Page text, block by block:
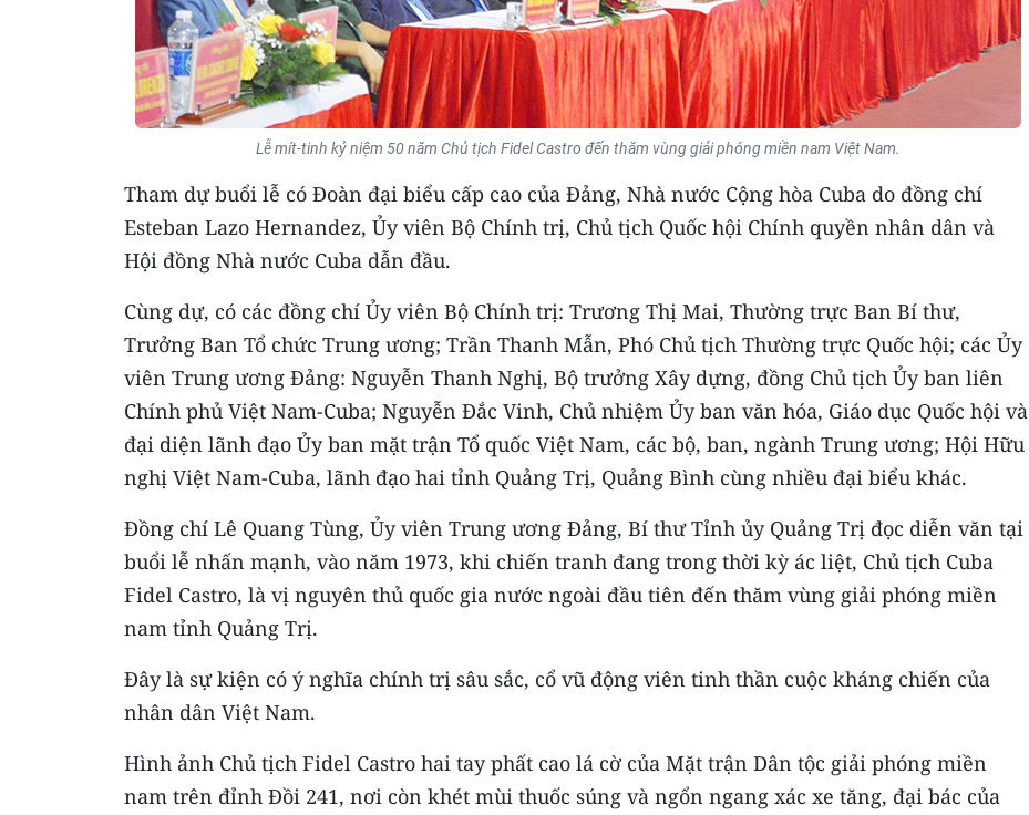
Lễ mít-tinh kỷ niệm 50 năm Chủ tịch Fidel Castro đến thăm vùng giải phóng miền nam Việt Nam.
Tham dự buổi lễ có Đoàn đại biểu cấp cao của Đảng, Nhà nước Cộng hòa Cuba do đồng chí
Esteban Lazo Hernandez, Ủy viên Bộ Chính trị, Chủ tịch Quốc hội Chính quyền nhân dân và
Hội đồng Nhà nước Cuba dẫn đầu.
Cùng dự, có các đồng chí Ủy viên Bộ Chính trị: Trương Thị Mai, Thường trực Ban Bí thư,
Trưởng Ban Tổ chức Trung ương; Trần Thanh Mẫn, Phó Chủ tịch Thường trực Quốc hội; các Ủy
viên Trung ương Đảng: Nguyễn Thanh Nghị, Bộ trưởng Xây dựng, đồng Chủ tịch Ủy ban liên
Chính phủ Việt Nam-Cuba; Nguyễn Đắc Vinh, Chủ nhiệm Ủy ban văn hóa, Giáo dục Quốc hội và
đại diện lãnh đạo Ủy ban mặt trận Tổ quốc Việt Nam, các bộ, ban, ngành Trung ương; Hội Hữu
nghị Việt Nam-Cuba, lãnh đạo hai tỉnh Quảng Trị, Quảng Bình cùng nhiều đại biểu khác.
Đồng chí Lê Quang Tùng, Ủy viên Trung ương Đảng, Bí thư Tỉnh ủy Quảng Trị đọc diễn văn tại
buổi lễ nhấn mạnh, vào năm 1973, khi chiến tranh đang trong thời kỳ ác liệt, Chủ tịch Cuba
Fidel Castro, là vị nguyên thủ quốc gia nước ngoài đầu tiên đến thăm vùng giải phóng miền
nam tỉnh Quảng Trị.
Đây là sự kiện có ý nghĩa chính trị sâu sắc, cổ vũ động viên tinh thần cuộc kháng chiến của
nhân dân Việt Nam.
Hình ảnh Chủ tịch Fidel Castro hai tay phất cao lá cờ của Mặt trận Dân tộc giải phóng miền
nam trên đỉnh Đồi 241, nơi còn khét mùi thuốc súng và ngổn ngang xác xe tăng, đại bác của